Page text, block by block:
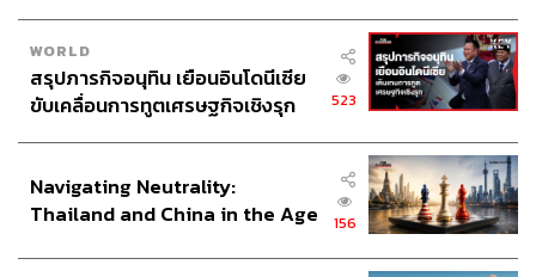
WORLD
สรุปภารกิจอนุทิน เยือนอินโดนีเซีย
ขับเคลื่อนการทูตเศรษฐกิจเชิงรุก
523
Navigating Neutrality:
Thailand and China in the Age
156